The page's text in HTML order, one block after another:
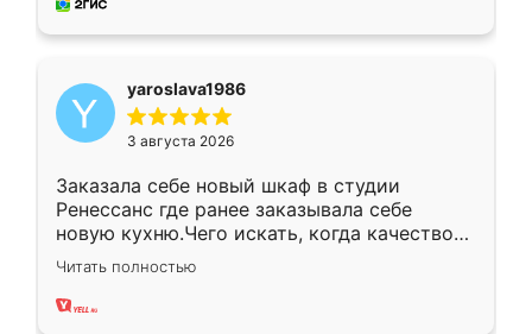
yaroslava1986
3 августа 2026
Заказала себе новый шкаф в студии
Ренессанс где ранее заказывала себе
новую кухню.Чего искать, когда качеством
вполне довольна. Служит кухня уже почти
два года, нареканий нет.
Читать полностью